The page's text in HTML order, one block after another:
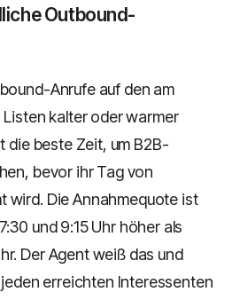
Outbound-
Anrufe auf den am
kalter oder warmer
die beste Zeit, um B2B-
bevor ihr Tag von
wird. Die Annahmequote ist
und 9:15 Uhr höher als
Der Agent weiß das und
erreichten Interessenten